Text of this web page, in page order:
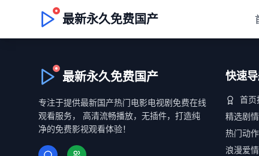
最新永久免费国产
最新永久免费国产
专注于提供最新国产热门电影电视剧免费在线
观看服务， 高清流畅播放，无插件，打造纯
净的免费影视观看体验！
快速
首页
精选剧情
热门动作
浪漫爱情